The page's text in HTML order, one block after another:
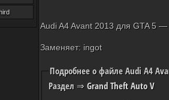
Audi A4 Avant 2013 для GTA 5 —
Заменяет: ingot
Подробнее о файле Audi A4
Раздел⇒ Grand Theft Auto V